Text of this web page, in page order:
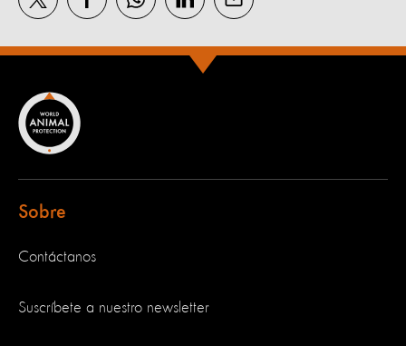
Sobre
Contáctanos
Suscríbete a nuestro newsletter